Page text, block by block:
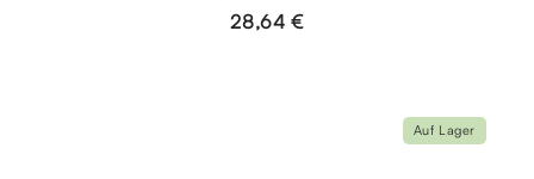
28,64 €
Auf Lager